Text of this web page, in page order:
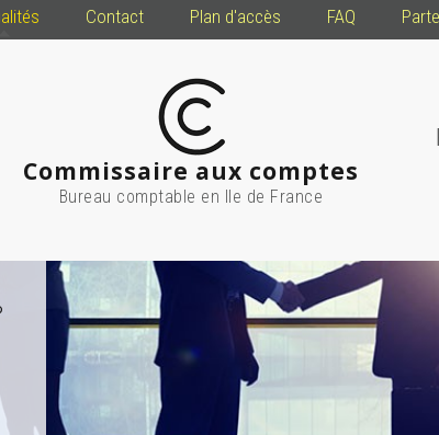
Contact Plan d'accès FAQ
Commissaire aux comptes
Bureau comptable en Ile de France